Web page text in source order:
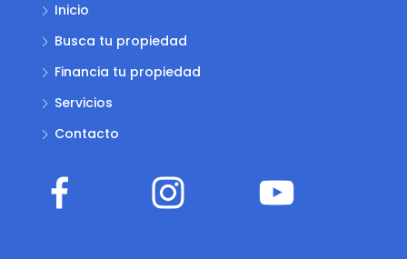
Inicio
Busca tu propiedad
Financia tu propiedad
Servicios
Contacto